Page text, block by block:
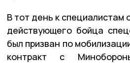
В тот день к специалистам
действующего бойца
был призван по
контракт с